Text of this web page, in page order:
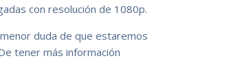
con resolución de 1080p.
duda de que estaremos
tener más información